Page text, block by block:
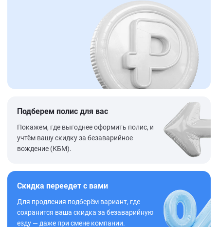
Подберем полис для вас
Покажем, где выгоднее оформить полис, и
учтём вашу скидку за безаварийное
вождение (КБМ).
Скидка переедет с вами
Для продления подберём вариант, где
сохранится ваша скидка за безаварийную
езду — даже при смене компании.